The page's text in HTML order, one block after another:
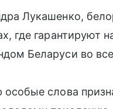
Лукашенко,
где гарантируют
Беларуси во
слова